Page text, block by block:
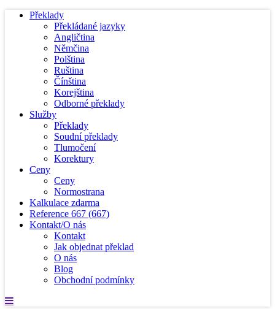
Překlady
Překládané jazyky
Angličtina
Němčina
Polština
Ruština
Čínština
Korejština
Odborné překlady
Služby
Překlady
Soudní překlady
Tlumočení
Korektury
Ceny
Ceny
Normostrana
Kalkulace zdarma
Reference 667 (667)
Kontakt/O nás
Kontakt
Jak objednat překlad
O nás
Blog
Obchodní podmínky